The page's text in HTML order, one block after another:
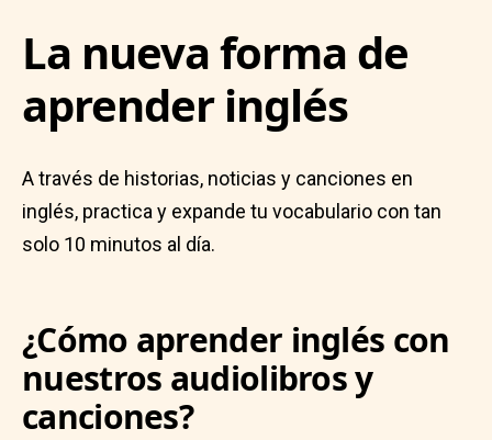
La nueva forma de
aprender inglés
A través de historias, noticias y canciones en
inglés, practica y expande tu vocabulario con tan
solo 10 minutos al día.
¿Cómo aprender inglés con
nuestros audiolibros y
canciones?